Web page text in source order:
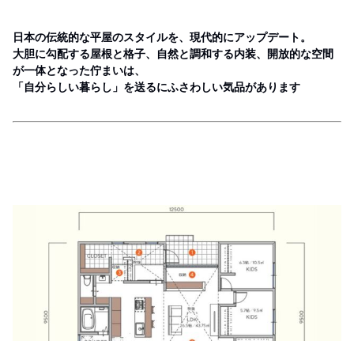
日本の伝統的な平屋のスタイルを、現代的にアップデート。
大胆に勾配する屋根と格子、自然と調和する内装、開放的な空間
が一体となった佇まいは、
「自分らしい暮らし」を送るにふさわしい気品があります